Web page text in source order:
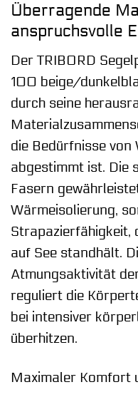
Überragende
anspruchsvolle
Der TRIBORD
100 beige/
durch seine
die Bedürfnisse
abgestimmt ist. Die
Fasern
Wärmeisolierung,
Strapazierfähigkeit,
auf See standhält.
Atmungsaktivität
reguliert die
bei intensiver
überhitzen.
Maximaler Komfort